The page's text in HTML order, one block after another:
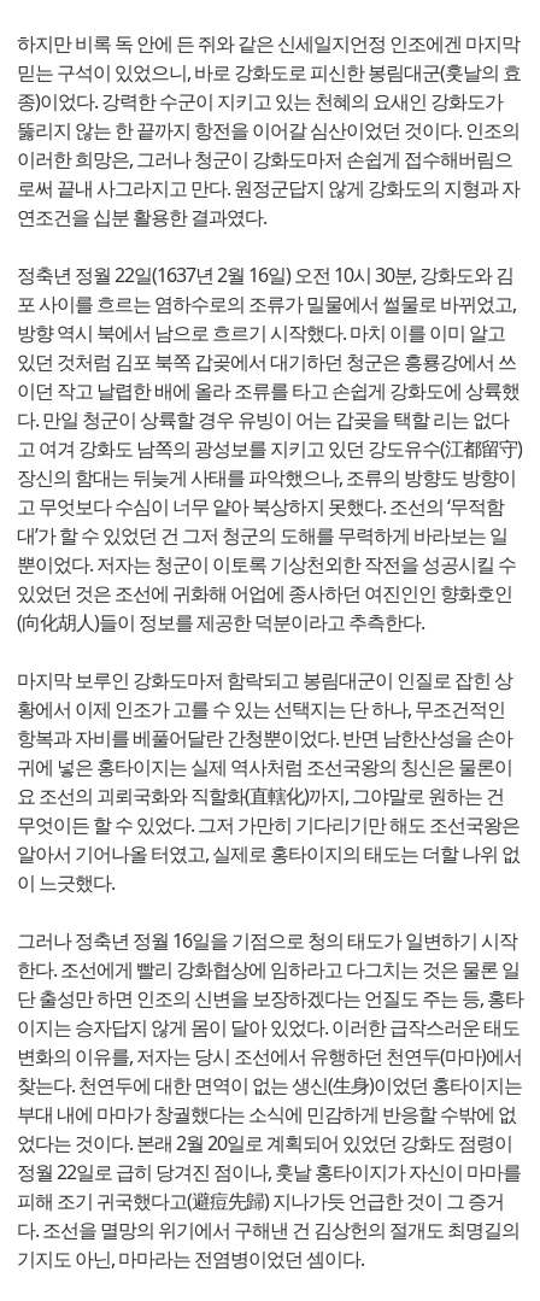
하지만 비록 독 안에 든 쥐와 같은 신세일지언정 인조에겐 마지막
믿는 구석이 있었으니, 바로 강화도로 피신한 봉림대군(훗날의 효
종)이었다. 강력한 수군이 지키고 있는 천혜의 요새인 강화도가
뚫리지 않는 한 끝까지 항전을 이어갈 심산이었던 것이다. 인조의
이러한 희망은, 그러나 청군이 강화도마저 손쉽게 접수해버림으
로써 끝내 사그라지고 만다. 원정군답지 않게 강화도의 지형과 자
연조건을 십분 활용한 결과였다.
정축년 정월 22일(1637년 2월 16일) 오전 10시 30분, 강화도와 김
포 사이를 흐르는 염하수로의 조류가 밀물에서 썰물로 바뀌었고,
방향 역시 북에서 남으로 흐르기 시작했다. 마치 이를 이미 알고
있던 것처럼 김포 북쪽 갑곶에서 대기하던 청군은 흥룡강에서 쓰
이던 작고 날렵한 배에 올라 조류를 타고 손쉽게 강화도에 상륙했
다. 만일 청군이 상륙할 경우 유빙이 어는 갑곶을 택할 리는 없다
고 여겨 강화도 남쪽의 광성보를 지키고 있던 강도유수(江都留守)
장신의 함대는 뒤늦게 사태를 파악했으나, 조류의 방향도 방향이
고 무엇보다 수심이 너무 얕아 북상하지 못했다. 조선의 ‘무적함
대’가 할 수 있었던 건 그저 청군의 도해를 무력하게 바라보는 일
뿐이었다. 저자는 청군이 이토록 기상천외한 작전을 성공시킬 수
있었던 것은 조선에 귀화해 어업에 종사하던 여진인인 향화호인
(向化胡人)들이 정보를 제공한 덕분이라고 추측한다.
마지막 보루인 강화도마저 함락되고 봉림대군이 인질로 잡힌 상
황에서 이제 인조가 고를 수 있는 선택지는 단 하나, 무조건적인
항복과 자비를 베풀어달란 간청뿐이었다. 반면 남한산성을 손아
귀에 넣은 홍타이지는 실제 역사처럼 조선국왕의 칭신은 물론이
요 조선의 괴뢰국화와 직할화(直轄化)까지, 그야말로 원하는 건
무엇이든 할 수 있었다. 그저 가만히 기다리기만 해도 조선국왕은
알아서 기어나올 터였고, 실제로 홍타이지의 태도는 더할 나위 없
이 느긋했다.
그러나 정축년 정월 16일을 기점으로 청의 태도가 일변하기 시작
한다. 조선에게 빨리 강화협상에 임하라고 다그치는 것은 물론 일
단 출성만 하면 인조의 신변을 보장하겠다는 언질도 주는 등, 홍타
이지는 승자답지 않게 몸이 달아 있었다. 이러한 급작스러운 태도
변화의 이유를, 저자는 당시 조선에서 유행하던 천연두(마마)에서
찾는다. 천연두에 대한 면역이 없는 생신(生身)이었던 홍타이지는
부대 내에 마마가 창궐했다는 소식에 민감하게 반응할 수밖에 없
었다는 것이다. 본래 2월 20일로 계획되어 있었던 강화도 점령이
정월 22일로 급히 당겨진 점이나, 훗날 홍타이지가 자신이 마마를
피해 조기 귀국했다고(避痘先歸) 지나가듯 언급한 것이 그 증거
다. 조선을 멸망의 위기에서 구해낸 건 김상헌의 절개도 최명길의
기지도 아닌, 마마라는 전염병이었던 셈이다.